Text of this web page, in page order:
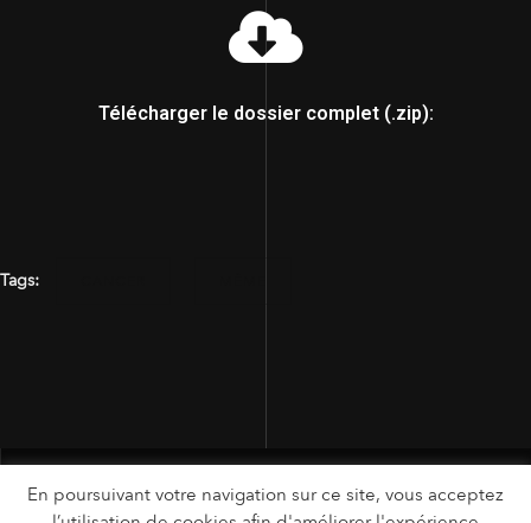
Télécharger le dossier complet (.zip):
Tags:
En poursuivant votre navigation sur ce site, vous acceptez